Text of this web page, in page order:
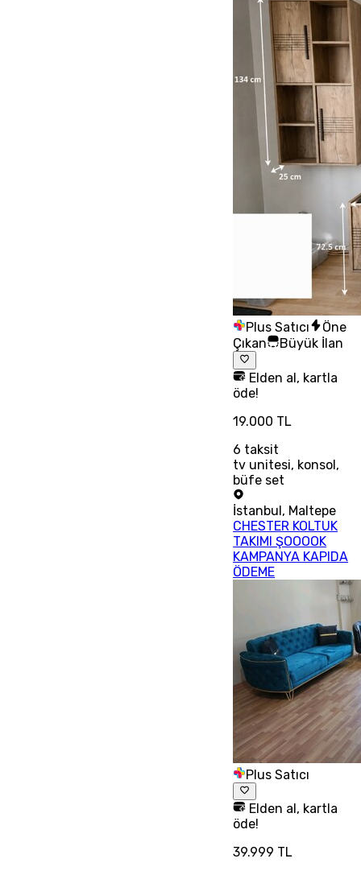
Plus Satıcı
Öne
Çıkan
Büyük İlan
Elden al, kartla
öde!
19.000 TL
6 taksit
tv unitesi, konsol,
büfe set
İstanbul, Maltepe
CHESTER KOLTUK
TAKIMI ŞOOOOK
KAMPANYA KAPIDA
ÖDEME
Plus Satıcı
Elden al, kartla
öde!
39.999 TL